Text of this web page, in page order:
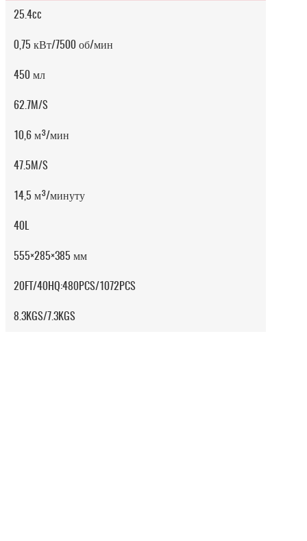
25.4cc
0,75 кВт/7500 об/мин
450 мл
62.7M/S
10,6 м³/мин
47.5M/S
14,5 м³/минуту
40L
555×285×385 мм
20FT/40HQ:480PCS/1072PCS
8.3KGS/7.3KGS